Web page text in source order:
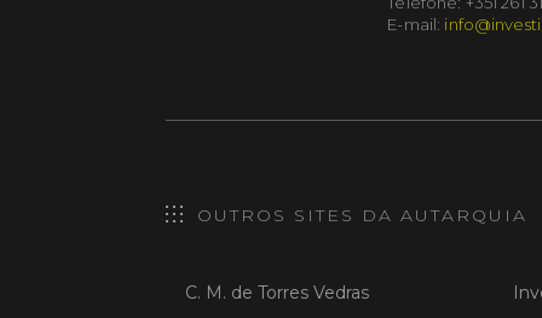
E-mail:
OUTROS SITES DA AUTARQUIA
C. M. de Torres Vedras